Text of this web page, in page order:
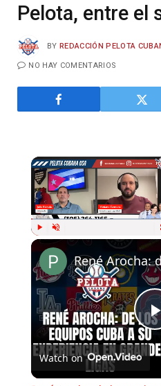
Pelota, entre el
BY REDACCIÓN PELOTA
NO HAY COMENTARIOS
Watch on